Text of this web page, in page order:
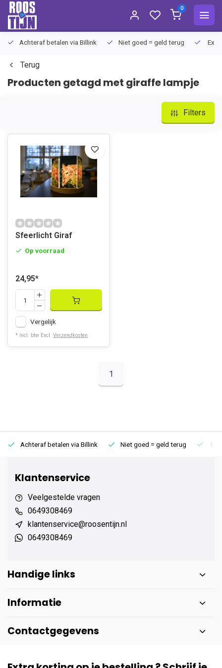
0
Achteraf betalen via Billink Niet goed = geld terug
Terug
Producten getagd met giraffe lampje
Filters
Sfeerlicht Giraf
Op voorraad
24,95*
Vergelijk
* Incl. btw Excl. Verzendkosten
1
Achteraf betalen via Billink Niet goed = geld terug
Klantenservice
Veelgestelde vragen
0649308469
klantenservice@roosentijn.nl
0649308469
Handige links
Informatie
Contactgegevens